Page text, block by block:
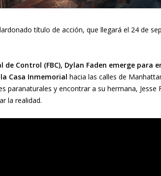
título de acción, que llegará el 24 de
de Control (FBC), Dylan Faden emerge para
Casa Inmemorial hacia las calles de
paranaturales y encontrar a su hermana, Jesse
la realidad.